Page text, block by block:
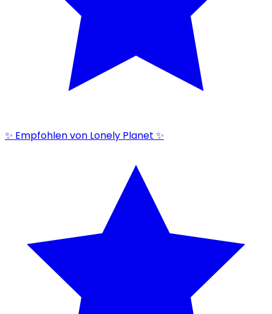
✨ Empfohlen von Lonely Planet ✨